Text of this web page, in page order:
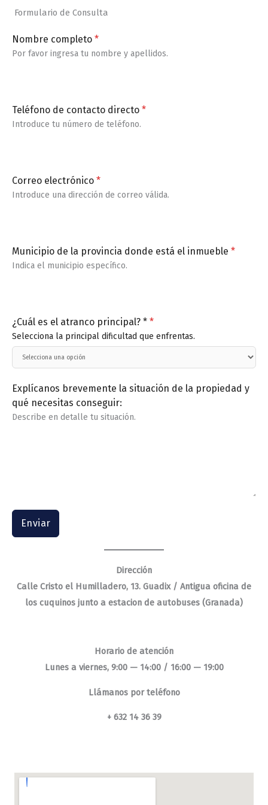
Formulario de Consulta
Nombre completo *
Por favor ingresa tu nombre y apellidos.
Teléfono de contacto directo *
Introduce tu número de teléfono.
Correo electrónico *
Introduce una dirección de correo válida.
Municipio de la provincia donde está el inmueble *
Indica el municipio específico.
¿Cuál es el atranco principal? * *
Selecciona la principal dificultad que enfrentas.
Explícanos brevemente la situación de la propiedad y
qué necesitas conseguir:
Describe en detalle tu situación.
Enviar
Dirección
Calle Cristo el Humilladero, 13. Guadix / Antigua oficina de
los cuquinos junto a estacion de autobuses (Granada)
Horario de atención
Lunes a viernes, 9:00 — 14:00 / 16:00 — 19:00
Llámanos por teléfono
+ 632 14 36 39